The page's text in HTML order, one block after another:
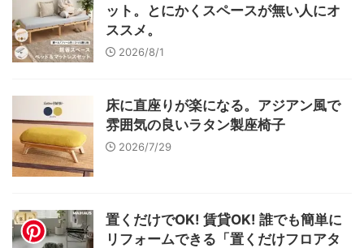
ット。とにかくスペースが無い人にオ
ススメ。
2026/8/1
床に直座りが楽になる。アジアン風で
雰囲気の良いラタン製座椅子
2026/7/29
置くだけでOK! 賃貸OK! 誰でも簡単に
リフォームできる「置くだけフロアタ